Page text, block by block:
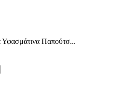
Υφασμάτινα Παπούτσ...